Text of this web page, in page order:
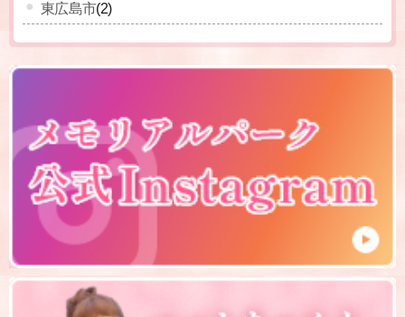
東広島市(2)